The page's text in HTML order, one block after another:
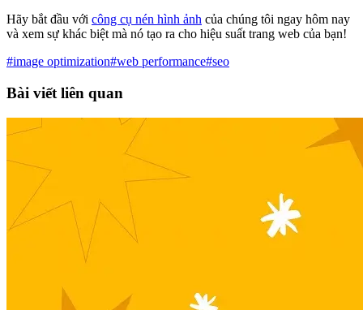
Hãy bắt đầu với công cụ nén hình ảnh của chúng tôi ngay hôm nay
và xem sự khác biệt mà nó tạo ra cho hiệu suất trang web của bạn!
#image optimization#web performance#seo
Bài viết liên quan